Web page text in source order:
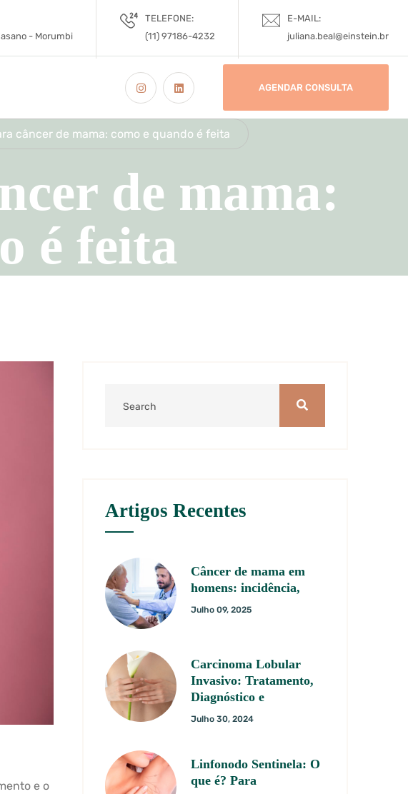
- Morumbi
TELEFONE:
(11) 97186-4232
E-MAIL:
juliana.beal@einstein.br
AGENDAR CONSULTA
câncer de mama: como e quando é feita
de mama:
é feita
e o
Artigos Recentes
Câncer de mama em
homens: incidência,
Julho 09, 2025
Carcinoma Lobular
Invasivo: Tratamento,
Diagnóstico e
Julho 30, 2024
Linfonodo Sentinela: O
que é? Para